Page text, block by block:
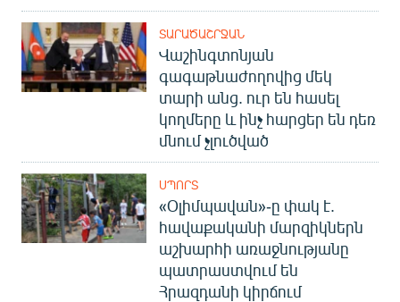
ՏԱՐԱԾԱՇՐՋԱՆ
Վաշինգտոնյան
գագաթնաժողովից մեկ
տարի անց. ուր են հասել
կողմերը և ինչ հարցեր են դեռ
մնում չլուծված
ՍՊՈՐՏ
«Օլիմպավան»-ը փակ է.
հավաքականի մարզիկներն
աշխարհի առաջնությանը
պատրաստվում են
Հրազդանի կիրճում